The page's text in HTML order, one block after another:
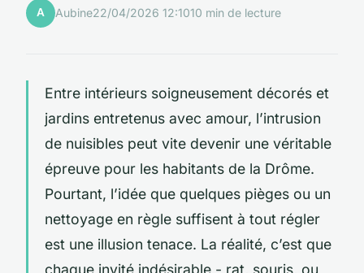
A Aubine22/04/2026 12:1010 min de lecture
Entre intérieurs soigneusement décorés et
jardins entretenus avec amour, l’intrusion
de nuisibles peut vite devenir une véritable
épreuve pour les habitants de la Drôme.
Pourtant, l’idée que quelques pièges ou un
nettoyage en règle suffisent à tout régler
est une illusion tenace. La réalité, c’est que
chaque invité indésirable - rat, souris, ou